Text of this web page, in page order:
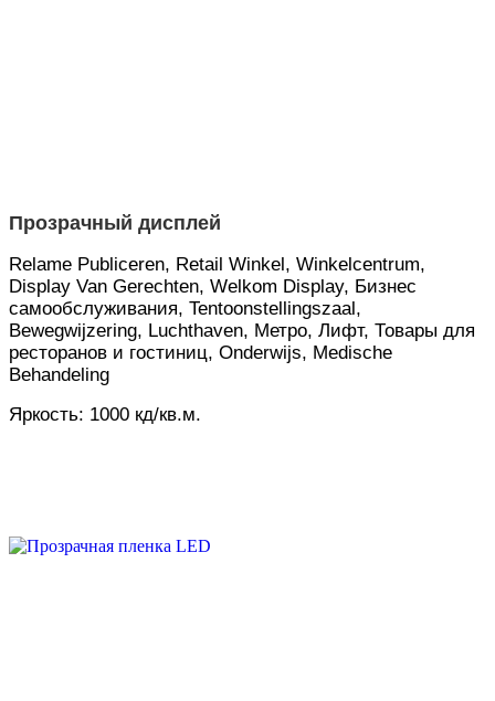
Прозрачный дисплей
Relame Publiceren, Retail Winkel, Winkelcentrum,
Display Van Gerechten, Welkom Display, Бизнес
самообслуживания, Tentoonstellingszaal,
Bewegwijzering, Luchthaven, Метро, ​​Лифт, Товары для
ресторанов и гостиниц, Onderwijs, Medische
Behandeling
Яркость: 1000 кд/кв.м.